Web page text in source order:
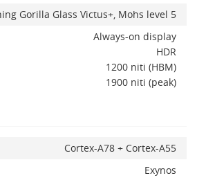
Gorilla Glass Victus+, Mohs level 5
Always-on display
HDR
1200 niti (HBM)
1900 niti (peak)
Cortex-A78 + Cortex-A55
Exynos